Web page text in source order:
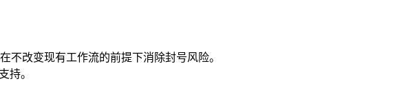
不改变现有工作流的前提下消除封号风险。
持。